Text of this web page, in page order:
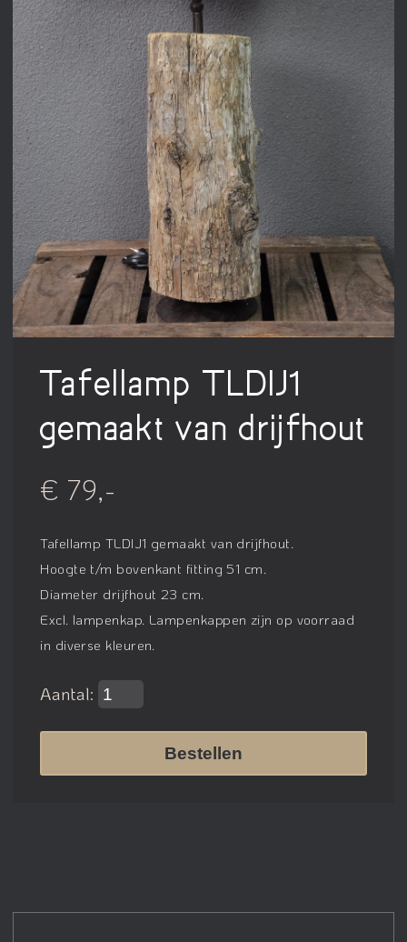
Tafellamp TLDIJ1
gemaakt van drijfhout
€ 79,-
Tafellamp TLDIJ1 gemaakt van drijfhout.
Hoogte t/m bovenkant fitting 51 cm.
Diameter drijfhout 23 cm.
Excl. lampenkap. Lampenkappen zijn op voorraad
in diverse kleuren.
Aantal:
Bestellen